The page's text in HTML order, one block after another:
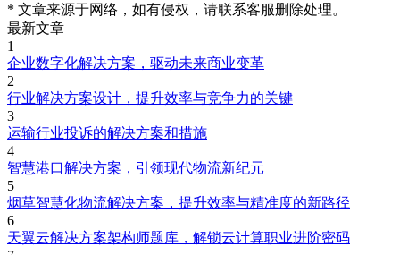
* 文章来源于网络，如有侵权，请联系客服删除处理。
最新文章
1
企业数字化解决方案，驱动未来商业变革
2
行业解决方案设计，提升效率与竞争力的关键
3
运输行业投诉的解决方案和措施
4
智慧港口解决方案，引领现代物流新纪元
5
烟草智慧化物流解决方案，提升效率与精准度的新路径
6
天翼云解决方案架构师题库，解锁云计算职业进阶密码